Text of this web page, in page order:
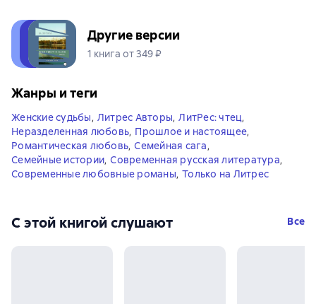
Другие версии
1 книга от 349 ₽
Жанры и теги
Женские судьбы, Литрес Авторы, ЛитРес: чтец,
Неразделенная любовь, Прошлое и настоящее,
Романтическая любовь, Семейная сага,
Семейные истории, Современная русская литература,
Современные любовные романы, Только на Литрес
С этой книгой слушают Все